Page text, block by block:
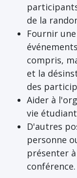
de la
Fournir
compris,
et la
des
Aider à
vie
D'autres
personne
présenter
conférence.